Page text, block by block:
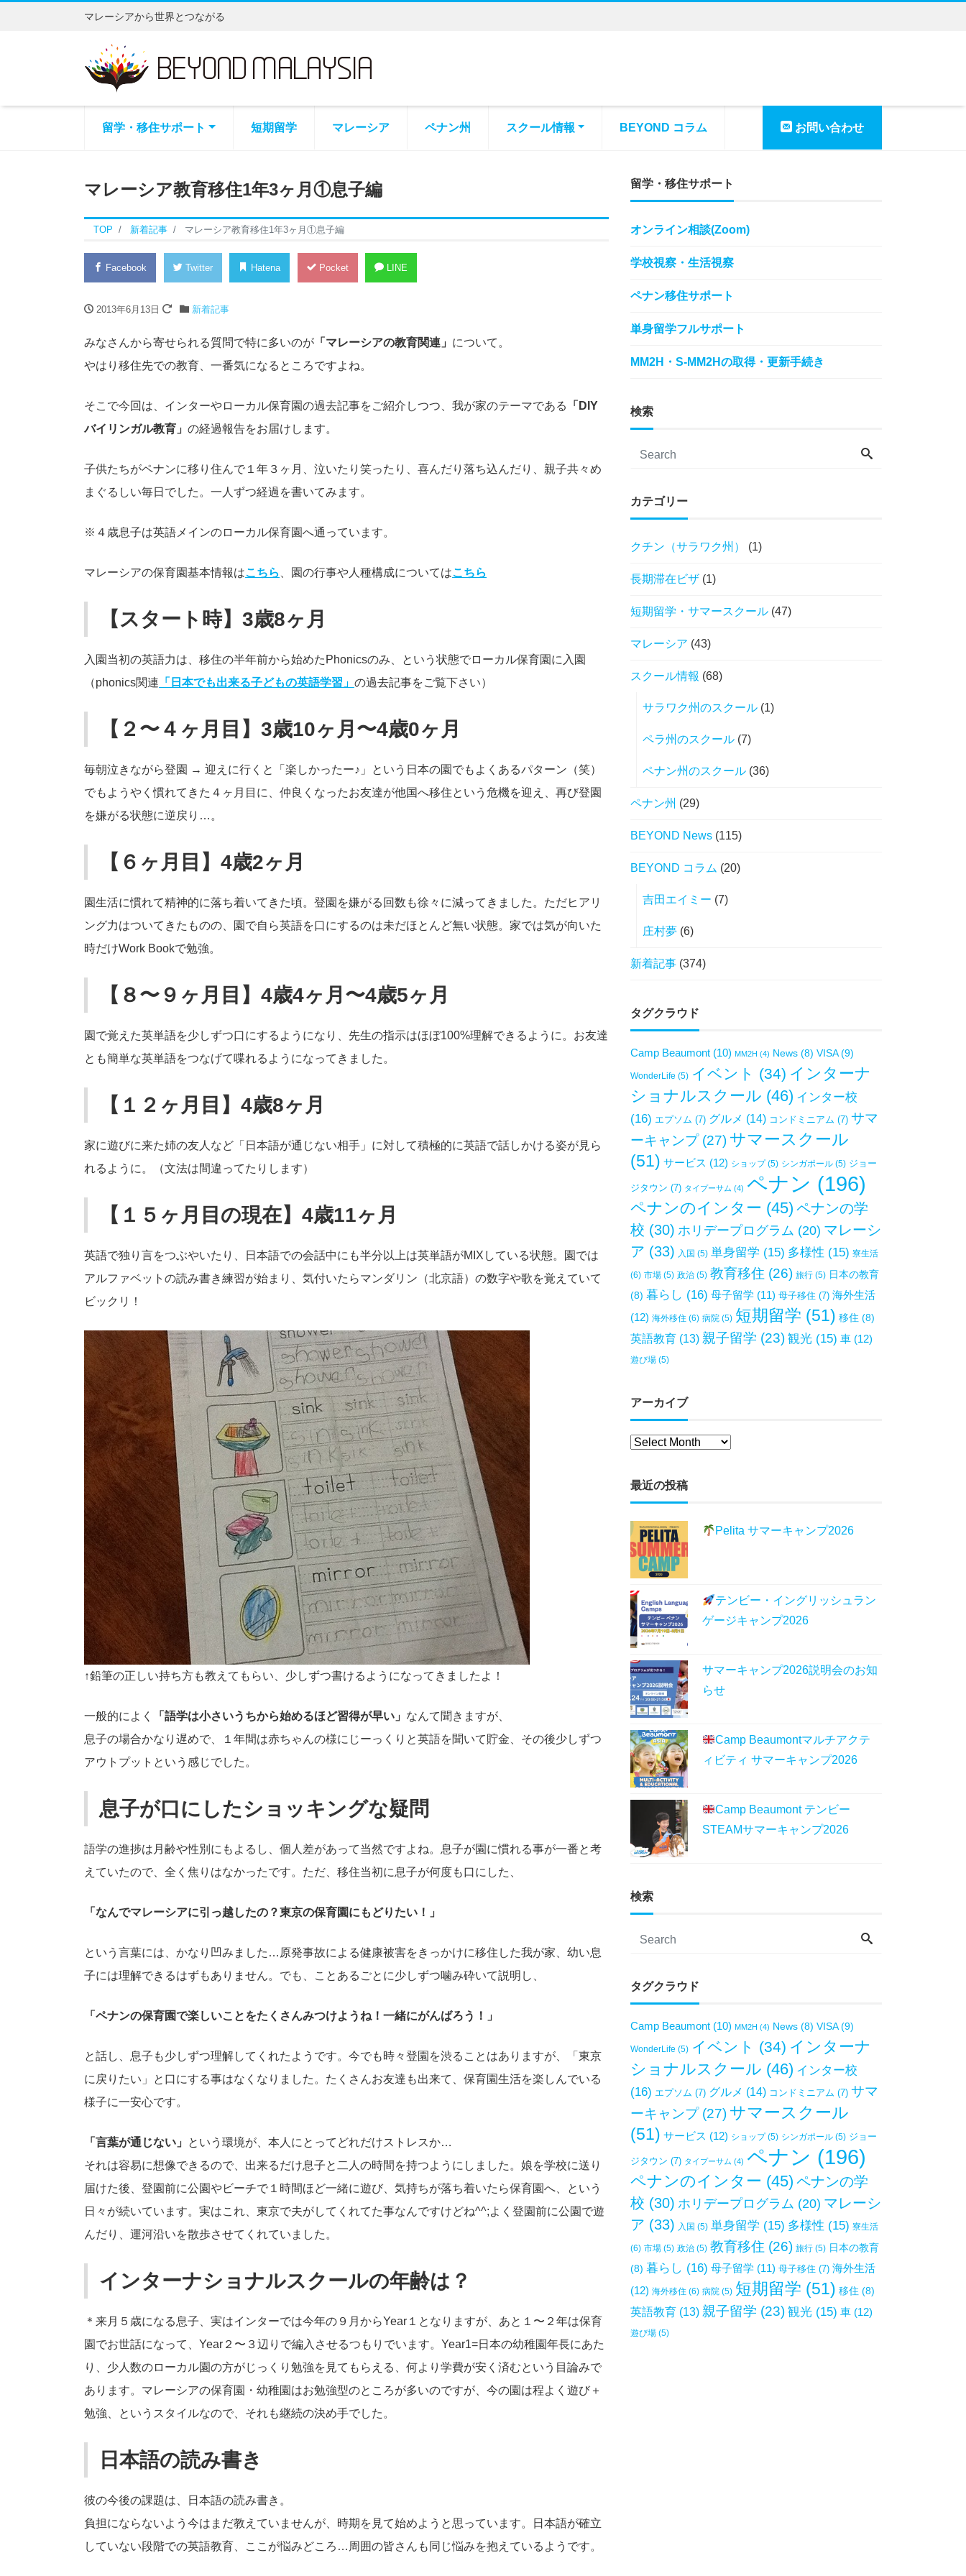
マレーシアから世界とつながる
留学・移住サポート 短期留学 マレーシア ペナン州 スクール情報 BEYOND コラム お問い合わせ
マレーシア教育移住1年3ヶ月①息子編
TOP 新着記事 マレーシア教育移住1年3ヶ月①息子編
Facebook Twitter Hatena Pocket LINE
2013年6月13日 新着記事
みなさんから寄せられる質問で特に多いのが 「マレーシアの教育関連」 について。
やはり移住先での教育、一番気になるところですよね。
そこで今回は、インターやローカル保育園の過去記事をご紹介しつつ、我が家のテーマである
「DIY
バイリンガル教育」 の経過報告をお届けします。
子供たちがペナンに移り住んで１年３ヶ月、泣いたり笑ったり、喜んだり落ち込んだり、親子共々め
まぐるしい毎日でした。一人ずつ経過を書いてみます。
※４歳息子は英語メインのローカル保育園へ通っています。
マレーシアの保育園基本情報はこちら 、園の行事や人種構成についてはこちら
【スタート時】3歳8ヶ月
入園当初の英語力は、移住の半年前から始めたPhonicsのみ、という状態でローカル保育園に入園
（phonics関連 「日本でも出来る子どもの英語学習」 の過去記事をご覧下さい）
【２〜４ヶ月目】3歳10ヶ月〜4歳0ヶ月
毎朝泣きながら登園 → 迎えに行くと「楽しかったー♪」という日本の園でもよくあるパターン（笑）
でもようやく慣れてきた４ヶ月目に、仲良くなったお友達が他国へ移住という危機を迎え、再び登園
を嫌がる状態に逆戻り…。
【６ヶ月目】4歳2ヶ月
園生活に慣れて精神的に落ち着いてきた頃。登園を嫌がる回数も徐々に減ってきました。ただヒアリ
ング力はついてきたものの、園で自ら英語を口にするのは未だほとんど無い状態。家では気が向いた
時だけWork Bookで勉強。
【８〜９ヶ月目】4歳4ヶ月〜4歳5ヶ月
園で覚えた英単語を少しずつ口にするようになり、先生の指示はほぼ100%理解できるように。お友達
とも簡単な英単語をつなげて喋れるようになってきました。
【１２ヶ月目】4歳8ヶ月
家に遊びに来た姉の友人など「日本語が通じない相手」に対して積極的に英語で話しかける姿が見ら
れるように。（文法は間違ってたりします）
【１５ヶ月目の現在】4歳11ヶ月
英語で独り言をつぶやいたり、日本語での会話中にも半分以上は英単語がMIXしている状態。園では
アルファベットの読み書き練習が始まり、気付いたらマンダリン（北京語）の数字や歌を覚えていて
ビックリ！
↑鉛筆の正しい持ち方も教えてもらい、少しずつ書けるようになってきましたよ！
一般的によく 「語学は小さいうちから始めるほど習得が早い」 なんて聞きますが、
息子の場合かなり遅めで、１年間は赤ちゃんの様にじーっくりと英語を聞いて貯金、その後少しずつ
アウトプットという感じでした。
息子が口にしたショッキングな疑問
語学の進捗は月齢や性別にもよるし、個人差があって当然ですよね。息子が園に慣れる事が一番と考
えていたので、全く焦りはなかったです。ただ、移住当初に息子が何度も口にした、
「なんでマレーシアに引っ越したの？東京の保育園にもどりたい！」
という言葉には、かなり凹みました…原発事故による健康被害をきっかけに移住した我が家、幼い息
子には理解できるはずもありません。でも、ことあるごとに少しずつ噛み砕いて説明し、
「ペナンの保育園で楽しいことをたくさんみつけようね！一緒にがんばろう！」
と話し、息子も少しずつ理解してくれたようです。今でも時々登園を渋ることはありますが、「東京
に戻りたい」と口にする事はなくなりました。たくさんお友達も出来て、保育園生活を楽しんでいる
様子に一安心です。
「言葉が通じない」
という環境が、本人にとってどれだけストレスか…
それは容易に想像できるので、出来るだけ息子と二人の時間を持つようにしました。娘を学校に送り
届けた後、登園前に公園やビーチで１時間ほど一緒に遊び、気持ちが落ち着いたら保育園へ、という
日々が続いています。実はこれ、東京で夫がしてくれてた事なんですけどね^^;よく登園前に公園で遊
んだり、運河沿いを散歩させてくれていました。
インターナショナルスクールの年齢は？
＊来月５歳になる息子、実はインターでは今年の９月からYear１となりますが、あと１〜２年は保育
園でお世話になって、Year２〜３辺りで編入させるつもりでいます。Year1=日本の幼稚園年長にあた
り、少人数のローカル園の方がじっくり勉強を見てもらえる、何より学費が安く済むという目論みで
あります。マレーシアの保育園・幼稚園はお勉強型のところが多いのですが、今の園は程よく遊び＋
勉強、というスタイルなので、それも継続の決め手でした。
日本語の読み書き
彼の今後の課題は、日本語の読み書き。
負担にならないよう今はまだ教えていませんが、時期を見て始めようと思っています。日本語が確立
していない段階での英語教育、ここが悩みどころ…周囲の皆さんも同じ悩みを抱えているようです。
留学・移住サポート
オンライン相談(Zoom)
学校視察・生活視察
ペナン移住サポート
単身留学フルサポート
MM2H・S-MM2Hの取得・更新手続き
検索
カテゴリー
クチン（サラワク州） (1)
長期滞在ビザ (1)
短期留学・サマースクール (47)
マレーシア (43)
スクール情報 (68)
サラワク州のスクール (1)
ペラ州のスクール (7)
ペナン州のスクール (36)
ペナン州 (29)
BEYOND News (115)
BEYOND コラム (20)
吉田エイミー (7)
庄村夢 (6)
新着記事 (374)
タグクラウド
Camp Beaumont (10) MM2H (4) News (8) VISA(9)
WonderLife (5) イベント (34) インターナ
ショナルスクール (46) インター校
(16) エプソム (7) グルメ (14) コンドミニアム (7) サマ
ーキャンプ(27) サマースクール
(51) サービス (12) ショップ(5) シンガポール (5) ジョー
ジタウン (7) タイプーサム (4) ペナン (196)
ペナンのインター (45) ペナンの学
校 (30) ホリデープログラム (20) マレーシ
ア (33) 入国 (5) 単身留学 (15) 多様性 (15) 寮生活
(6) 市場 (5) 政治 (5) 教育移住 (26) 旅行 (5) 日本の教育
(8) 暮らし (16) 母子留学 (11) 母子移住 (7) 海外生活
(12) 海外移住 (6) 病院 (5) 短期留学 (51) 移住 (8)
英語教育 (13) 親子留学 (23) 観光 (15) 車 (12)
遊び場 (5)
アーカイブ
最近の投稿
Pelita サマーキャンプ2026
テンビー・イングリッシュラン
ゲージキャンプ2026
サマーキャンプ2026説明会のお知
らせ
Camp Beaumontマルチアクテ
ィビティ サマーキャンプ2026
Camp Beaumont テンビー
STEAMサマーキャンプ2026
検索
タグクラウド
Camp Beaumont (10) MM2H (4) News (8) VISA(9)
WonderLife (5) イベント (34) インターナ
ショナルスクール (46) インター校
(16) エプソム (7) グルメ (14) コンドミニアム (7) サマ
ーキャンプ(27) サマースクール
(51) サービス (12) ショップ(5) シンガポール (5) ジョー
ジタウン (7) タイプーサム (4) ペナン (196)
ペナンのインター (45) ペナンの学
校 (30) ホリデープログラム (20) マレーシ
ア (33) 入国 (5) 単身留学 (15) 多様性 (15) 寮生活
(6) 市場 (5) 政治 (5) 教育移住 (26) 旅行 (5) 日本の教育
(8) 暮らし (16) 母子留学 (11) 母子移住 (7) 海外生活
(12) 海外移住 (6) 病院 (5) 短期留学 (51) 移住 (8)
英語教育 (13) 親子留学 (23) 観光 (15) 車 (12)
遊び場 (5)